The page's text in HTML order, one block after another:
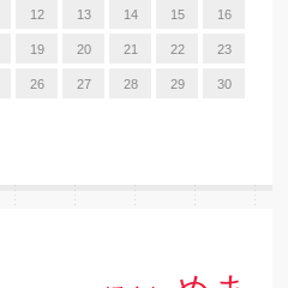
12 13 14 15 16
19 20 21 22 23
26 27 28 29 30